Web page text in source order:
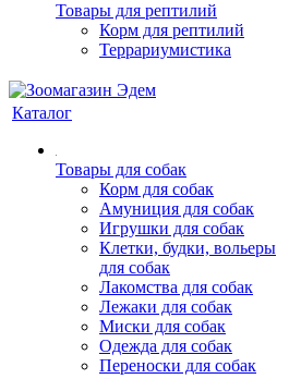
Товары для рептилий
Корм для рептилий
Террариумистика
Каталог
Товары для собак
Корм для собак
Амуниция для собак
Игрушки для собак
Клетки, будки, вольеры
для собак
Лакомства для собак
Лежаки для собак
Миски для собак
Одежда для собак
Переноски для собак